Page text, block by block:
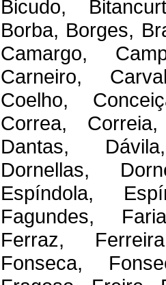
Bicudo,
Borba, Borges,
Camargo,
Carneiro,
Coelho,
Correa,
Dantas,
Dornellas,
Espíndola,
Fagundes,
Ferraz,
Fonseca,